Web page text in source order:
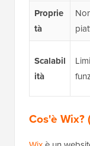
Proprie
tà
Scalabil
ità
Cos'è Wix?